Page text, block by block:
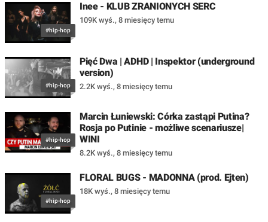
#hip-hop
Inee - KLUB ZRANIONYCH SERC
109K wyś., 8 miesięcy temu
#hip-hop
Pięć Dwa | ADHD | Inspektor (underground
version)
2.2K wyś., 8 miesięcy temu
#hip-hop
Marcin Łuniewski: Córka zastąpi Putina?
Rosja po Putinie - możliwe scenariusze|
WINI
8.2K wyś., 8 miesięcy temu
#hip-hop
FLORAL BUGS - MADONNA (prod. Ejten)
18K wyś., 8 miesięcy temu